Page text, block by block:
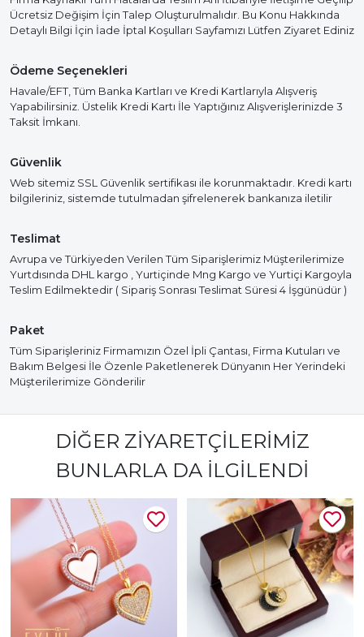
Ücretsiz Değişim İçin Talep Oluşturulmalıdır. Bu Konu Hakkında
Detaylı Bilgi İçin İade İptal Koşulları Sayfamızı Lütfen Ziyaret Ediniz
Ödeme Seçenekleri
Havale/EFT, Tüm Banka Kartları ve Kredi Kartlarıyla Alışveriş
Yapabilirsiniz. Üstelik Kredi Kartı İle Yaptığınız Alışverişlerinizde 3
Taksit İmkanı.
Güvenlik
Web sitemiz SSL Güvenlik sertifikası ile korunmaktadır. Kredi kartı
bilgileriniz, sistemde tutulmadan şifrelenerek bankanıza iletilir
Teslimat
Avrupa ve Türkiyeden Verilen Tüm Siparişlerimiz Müşterilerimize
Yurtdısında DHL kargo , Yurtiçinde Mng Kargo ve Yurtiçi Kargoyla
Teslim Edilmektedir ( Sipariş Sonrası Teslimat Süresi 4 İşgünüdür )
Paket
Tüm Siparişleriniz Firmamızın Özel İpli Çantası, Firma Kutuları ve
Bakım Belgesi İle Özenle Paketlenerek Dünyanın Her Yerindeki
Müşterilerimize Gönderilir
DIĞER ZIYARETÇILERIMIZ
BUNLARLA DA İLGILENDI